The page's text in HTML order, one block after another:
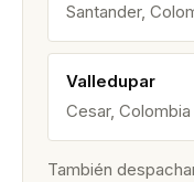
Santander,
Valledupar
Cesar, Colombia
También